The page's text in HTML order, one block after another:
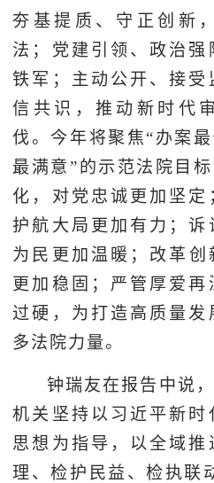
夯基提质、守正创新
法；党建引领、政治
铁军；主动公开、接受
信共识，推动新时代
伐。今年将聚焦“办案
最满意”的示范法院目
化，对党忠诚更加坚定
护航大局更加有力；诉
为民更加温暖；改革
更加稳固；严管厚爱
过硬，为打造高质量
多法院力量。
钟瑞友在报告中说
机关坚持以习近平新时
思想为指导，以全域
理、检护民益、检执联